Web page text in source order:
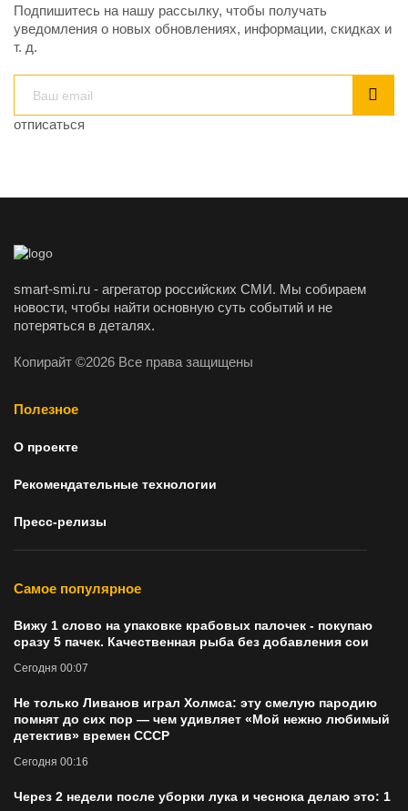
Подпишитесь на нашу рассылку, чтобы получать
уведомления о новых обновлениях, информации, скидках и
т. д.
отписаться
smart-smi.ru - агрегатор российских СМИ. Мы собираем
новости, чтобы найти основную суть событий и не
потеряться в деталях.
Копирайт ©2026 Все права защищены
Полезное
О проекте
Рекомендательные технологии
Пресс-релизы
Самое популярное
Вижу 1 слово на упаковке крабовых палочек - покупаю
сразу 5 пачек. Качественная рыба без добавления сои
Сегодня 00:07
Не только Ливанов играл Холмса: эту смелую пародию
помнят до сих пор — чем удивляет «Мой нежно любимый
детектив» времен СССР
Сегодня 00:16
Через 2 недели после уборки лука и чеснока делаю это: 1